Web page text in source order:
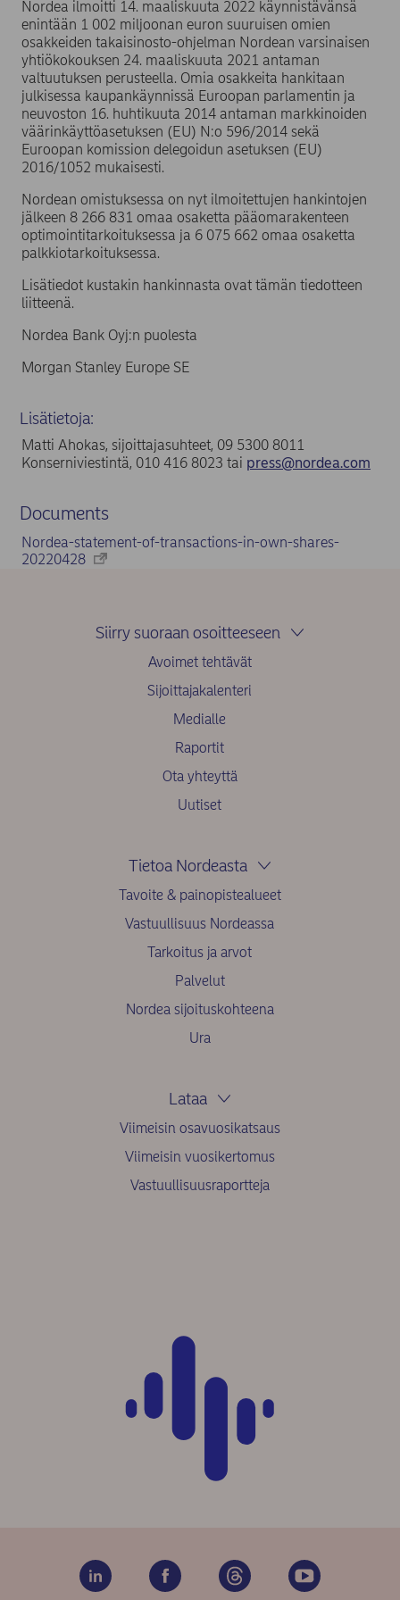
Nordea ilmoitti 14. maaliskuuta 2022 käynnistävänsä
enintään 1 002 miljoonan euron suuruisen omien
osakkeiden takaisinosto-ohjelman Nordean varsinaisen
yhtiökokouksen 24. maaliskuuta 2021 antaman
valtuutuksen perusteella. Omia osakkeita hankitaan
julkisessa kaupankäynnissä Euroopan parlamentin ja
neuvoston 16. huhtikuuta 2014 antaman markkinoiden
väärinkäyttöasetuksen (EU) N:o 596/2014 sekä
Euroopan komission delegoidun asetuksen (EU)
2016/1052 mukaisesti.
Nordean omistuksessa on nyt ilmoitettujen hankintojen
jälkeen 8 266 831 omaa osaketta pääomarakenteen
optimointitarkoituksessa ja 6 075 662 omaa osaketta
palkkiotarkoituksessa.
Lisätiedot kustakin hankinnasta ovat tämän tiedotteen
liitteenä.
Nordea Bank Oyj:n puolesta
Morgan Stanley Europe SE
Lisätietoja:
Matti Ahokas, sijoittajasuhteet, 09 5300 8011
Konserniviestintä, 010 416 8023 tai press@nordea.com
Documents
Nordea-statement-of-transactions-in-own-shares-
20220428
Siirry suoraan osoitteeseen
Avoimet tehtävät
Sijoittajakalenteri
Medialle
Raportit
Ota yhteyttä
Uutiset
Tietoa Nordeasta
Tavoite & painopistealueet
Vastuullisuus Nordeassa
Tarkoitus ja arvot
Palvelut
Nordea sijoituskohteena
Ura
Lataa
Viimeisin osavuosikatsaus
Viimeisin vuosikertomus
Vastuullisuusraportteja